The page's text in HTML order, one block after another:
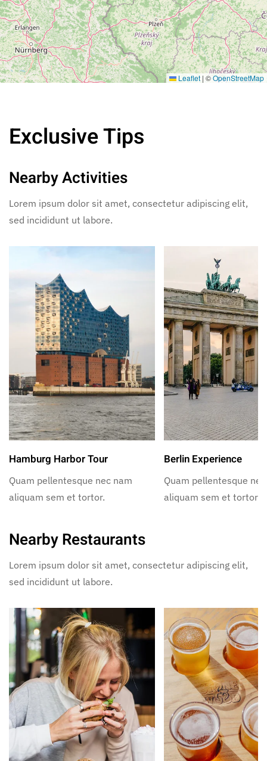
Leaflet | ©OpenStreetMap
Exclusive Tips
Nearby Activities
Lorem ipsum dolor sit amet, consectetur adipiscing elit,
sed incididunt ut labore.
Hamburg Harbor Tour
Quam pellentesque nec nam
aliquam sem et tortor.
Berlin Experience
Quam pellentesque
aliquam sem et tortor.
Nearby Restaurants
Lorem ipsum dolor sit amet, consectetur adipiscing elit,
sed incididunt ut labore.